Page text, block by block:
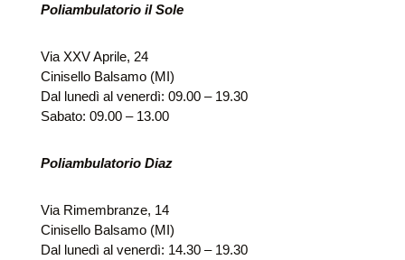
Poliambulatorio il Sole
Via XXV Aprile, 24
Cinisello Balsamo (MI)
Dal lunedì al venerdì: 09.00 – 19.30
Sabato: 09.00 – 13.00
Poliambulatorio Diaz
Via Rimembranze, 14
Cinisello Balsamo (MI)
Dal lunedì al venerdì: 14.30 – 19.30